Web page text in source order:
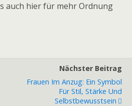
auch hier für mehr Ordnung
Nächster Beitrag
Frauen Im Anzug: Ein Symbol
Für Stil, Stärke Und
Selbstbewusstsein